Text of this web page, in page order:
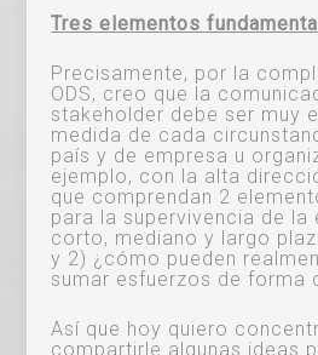
Tres elementos
Precisamente, por la
ODS, creo que la
stakeholder debe ser muy
medida de cada
país y de empresa u
ejemplo, con la alta
que comprendan 2
para la supervivencia de la
corto, mediano y largo
y 2) ¿cómo pueden
sumar esfuerzos de forma
Así que hoy quiero
compartirle algunas ideas